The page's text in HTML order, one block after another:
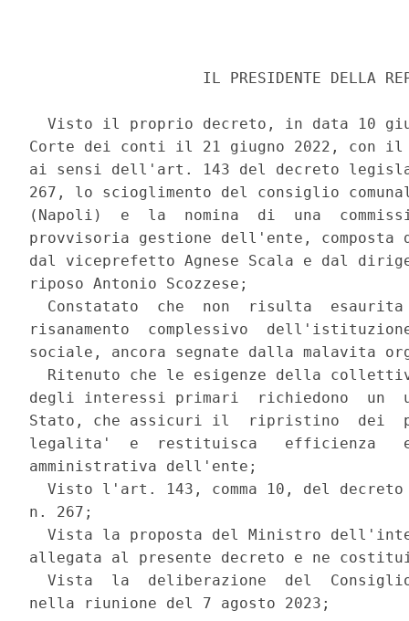
IL PRESIDENTE DELLA
Visto il proprio decreto, in data 10
Corte dei conti il 21 giugno 2022, con
ai sensi dell'art. 143 del decreto
267, lo scioglimento del consiglio
(Napoli)  e  la  nomina  di  una
provvisoria gestione dell'ente,
dal viceprefetto Agnese Scala e dal
riposo Antonio Scozzese;
Constatato  che  non  risulta
risanamento  complessivo
sociale, ancora segnate dalla malavita
Ritenuto che le esigenze della
degli interessi primari  richiedono  un
Stato, che assicuri il  ripristino  dei
legalita'  e  restituisca   efficienza
amministrativa dell'ente;
Visto l'art. 143, comma 10, del
n. 267;
Vista la proposta del Ministro
allegata al presente decreto e ne
Vista  la  deliberazione  del
nella riunione del 7 agosto 2023;